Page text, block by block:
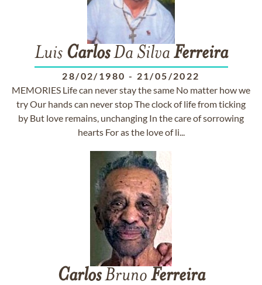
Luis CarlosDa Silva Ferreira
28/02/1980 - 21/05/2022
MEMORIES Life can never stay the same No matter how we
try Our hands can never stop The clock of life from ticking
by But love remains, unchanging In the care of sorrowing
hearts For as the love of li...
CarlosBruno Ferreira